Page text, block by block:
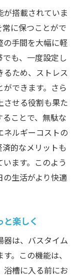
搭載されていま
に保つことがで
の手間を大幅に軽
も、一度設定し
るため、ストレス
できます。さら
させる役割も果た
ことで、無駄な
ネルギーコストの
的なメリットも
ます。このよう
生活がより快適
楽しく
器は、バスタイム
。この機能は、
浴槽に入る前にお